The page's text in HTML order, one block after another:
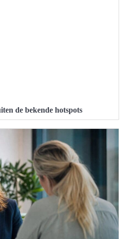
de bekende hotspots